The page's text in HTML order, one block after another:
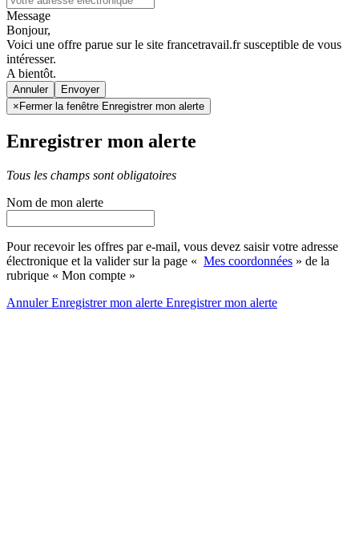
Message
Bonjour,
Voici une offre parue sur le site francetravail.fr susceptible de vous
intéresser.
A bientôt.
Annuler
× Fermer la fenêtre Enregistrer mon alerte
Enregistrer mon alerte
Tous les champs sont obligatoires
Nom de mon alerte
Pour recevoir les offres par e-mail, vous devez saisir votre adresse
électronique et la valider sur la page « Mes coordonnées » de la
rubrique « Mon compte »
AnnulerEnregistrer mon alerte Enregistrermon alerte